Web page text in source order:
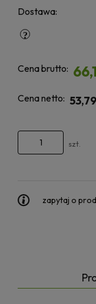
Dostawa:
Cena brutto:
Cena netto:
szt.
zapytaj o